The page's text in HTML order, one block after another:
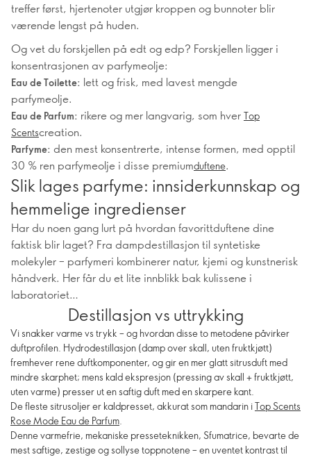
treffer først, hjertenoter utgjør kroppen og bunnoter blir
værende lengst på huden.
Og vet du forskjellen på edt og edp? Forskjellen ligger i
konsentrasjonen av parfymeolje:
Eau de Toilette: lett og frisk, med lavest mengde
parfymeolje.
Eau de Parfum: rikere og mer langvarig, som hver Top
Scentscreation.
Parfyme: den mest konsentrerte, intense formen, med opptil
30 % ren parfymeolje i disse premiumduftene.
Slik lages parfyme: innsiderkunnskap og
hemmelige ingredienser
Har du noen gang lurt på hvordan favorittduftene dine
faktisk blir laget? Fra dampdestillasjon til syntetiske
molekyler – parfymeri kombinerer natur, kjemi og kunstnerisk
håndverk. Her får du et lite innblikk bak kulissene i
laboratoriet…
Destillasjon vs uttrykking
Vi snakker varme vs trykk – og hvordan disse to metodene påvirker
duftprofilen. Hydrodestillasjon (damp over skall, uten fruktkjøtt)
fremhever rene duftkomponenter, og gir en mer glatt sitrusduft med
mindre skarphet; mens kald ekspresjon (pressing av skall + fruktkjøtt,
uten varme) presser ut en saftig duft med en skarpere kant.
De fleste sitrusoljer er kaldpresset, akkurat som mandarin iTop Scents
Rose Mode Eau de Parfum.
Denne varmefrie, mekaniske presseteknikken, Sfumatrice, bevarte de
mest saftige, zestige og sollyse toppnotene – en uventet kontrast til